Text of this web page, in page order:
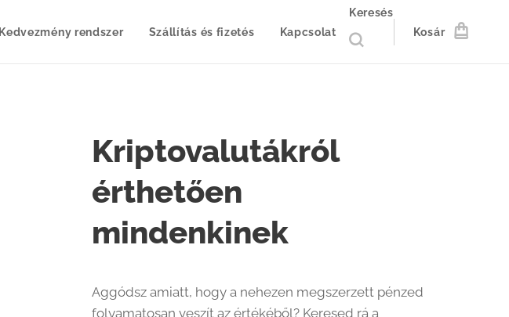
Kedvezmény rendszer Szállítás és fizetés Kapcsolat
Keresés
Kosár
Kriptovalutákról
érthetően
mindenkinek
Aggódsz amiatt, hogy a nehezen megszerzett pénzed
folyamatosan veszít az értékéből? Keresed rá a